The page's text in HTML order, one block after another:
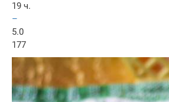
19 ч.
–
5.0
177